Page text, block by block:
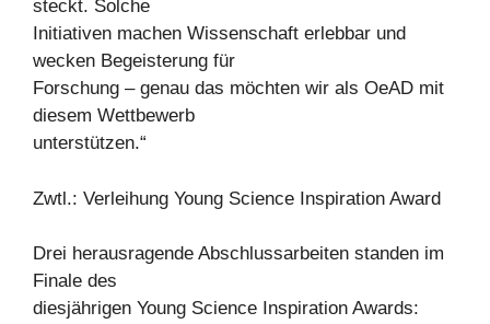
steckt. Solche
Initiativen machen Wissenschaft erlebbar und
wecken Begeisterung für
Forschung – genau das möchten wir als OeAD mit
diesem Wettbewerb
unterstützen.“
Zwtl.: Verleihung Young Science Inspiration Award
Drei herausragende Abschlussarbeiten standen im
Finale des
diesjährigen Young Science Inspiration Awards: